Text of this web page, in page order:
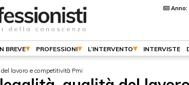
Anno:
BREVE PROFESSIONI L’INTERVENTO INTERVISTE
lavoro e competitività Pmi